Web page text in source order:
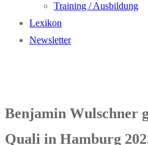
Training / Ausbildung
Lexikon
Newsletter
Benjamin Wulschner
Quali in Hamburg